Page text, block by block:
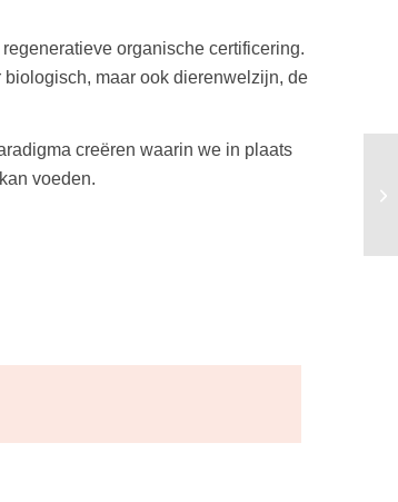
organische certificering.
maar ook dierenwelzijn, de
creëren waarin we in plaats
voeden.